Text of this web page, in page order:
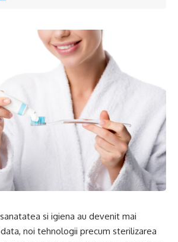
si igiena au devenit mai
noi tehnologii precum sterilizarea